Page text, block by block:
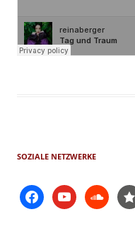
SOZIALE NETZWERKE
facebookyoutubesoundcloud
star-